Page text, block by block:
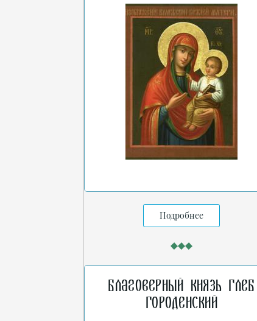
Подробнее
Благоверный князь Глеб
Городенский